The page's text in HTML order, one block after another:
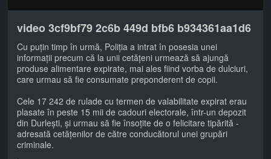
video 3cf9bf79 2c6b 449d bfb6 b934361aa1d6
Cu puțin timp în urmă, Poliția a intrat în posesia unei
informații precum că la unii cetățeni urmează să ajungă
produse alimentare expirate, mai ales fiind vorba de dulciuri,
care urmau să fie consumate preponderent de copii.
Cele 17 242 de rulade cu termen de valabilitate expirat erau
plasate în peste 15 mii de cadouri electorale, într-un depozit
din Durlești, și urmau să fie însoțite de o felicitare tipărită -
adresată cetățenilor de către conducătorul unei grupări
criminale.